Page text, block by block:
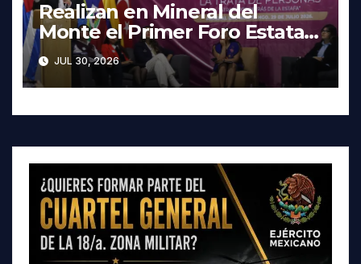
Realizan en Mineral del
Monte el Primer Foro Estatal
contra la Trata de Personas
JUL 30, 2026